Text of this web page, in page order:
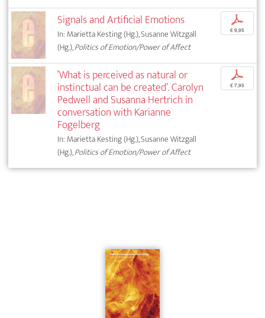
Signals and Artificial Emotions
In: Marietta Kesting (Hg.), Susanne Witzgall
(Hg.),Politics of Emotion/Power of Affect
p
€ 9,95
‘What is perceived as natural or
instinctual can be created’. Carolyn
Pedwell and Susanna Hertrich in
conversation with Karianne
Fogelberg
In: Marietta Kesting (Hg.), Susanne Witzgall
(Hg.),Politics of Emotion/Power of Affect
p
€ 7,95